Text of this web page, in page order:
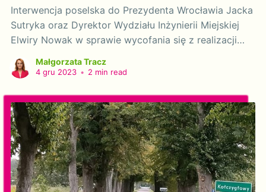
Interwencja poselska do Prezydenta Wrocławia Jacka
Sutryka oraz Dyrektor Wydziału Inżynierii Miejskiej
Elwiry Nowak w sprawie wycofania się z realizacji
chodników na ul. Kampinoskiej. Szanowny Panie
podstawie art. 20 ustawy z dnia 9 maja 1996 r. o
wykonywaniu mandatu
Małgorzata Tracz
4 gru 2023 • 2 min read